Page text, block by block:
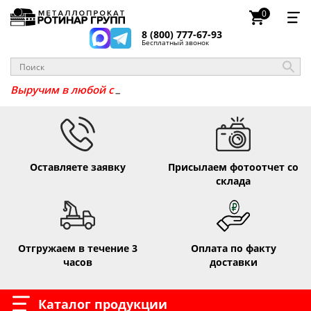
8 (800) 777-67-93
Бесплатный звонок
0
Выручим в любо
Оставляете заявку
Присылаем фотоотчет со
склада
Отгружаем в течение 3
часов
Оплата по факту
доставки
Каталог продукции